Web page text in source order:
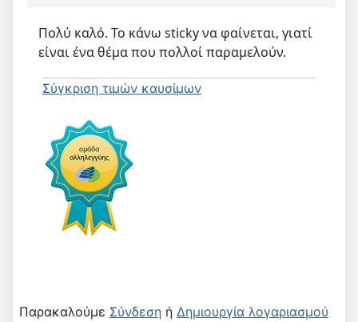
Πολύ καλό. Το κάνω sticky να φαίνεται, γιατί
είναι ένα θέμα που πολλοί παραμελούν.
Σύγκριση τιμών καυσίμων
Παρακαλούμε Σύνδεση ή Δημιουργία λογαριασμού